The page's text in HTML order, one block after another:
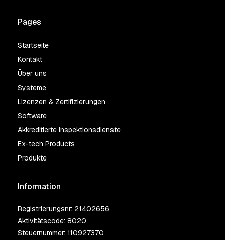
Pages
Startseite
Kontakt
Über uns
Systeme
Lizenzen & Zertifizierungen
Software
Akkreditierte Inspektionsdienste
Ex-tech Products
Produkte
Information
Registrierungsnr: 21402656
Aktivitätscode: 8020
Steuernummer: 110927370